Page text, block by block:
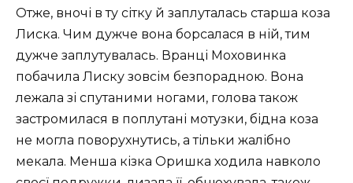
Отже, вночі в ту сітку й заплуталась старша коза
Лиска. Чим дужче вона борсалася в ній, тим
дужче заплутувалась. Вранці Моховинка
побачила Лиску зовсім безпорадною. Вона
лежала зі спутаними ногами, голова також
застромилася в поплутані мотузки, бідна коза
не могла поворухнутись, а тільки жалібно
мекала. Менша кізка Оришка ходила навколо